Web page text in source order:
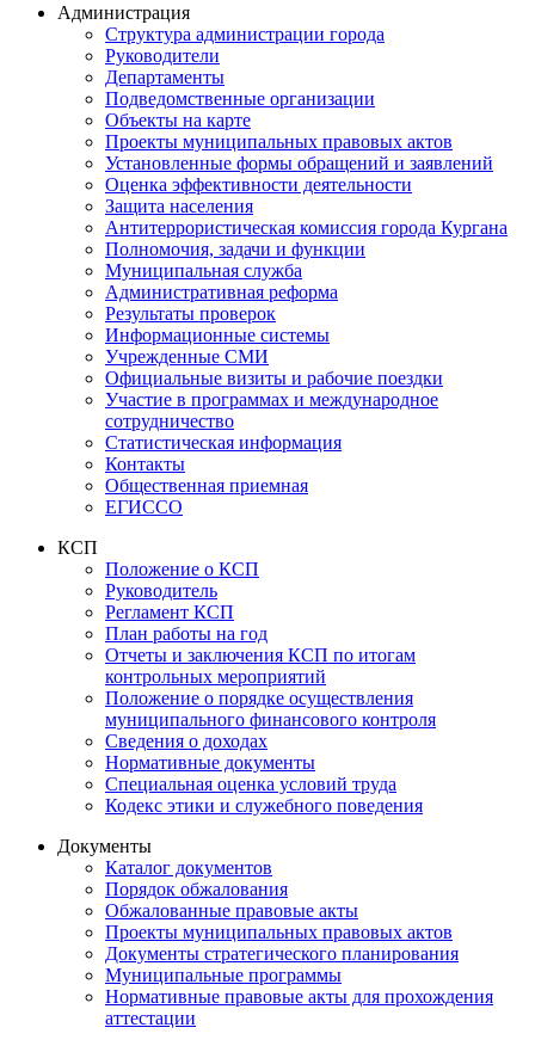
Администрация
Структура администрации города
Руководители
Департаменты
Подведомственные организации
Объекты на карте
Проекты муниципальных правовых актов
Установленные формы обращений и заявлений
Оценка эффективности деятельности
Защита населения
Антитеррористическая комиссия города Кургана
Полномочия, задачи и функции
Муниципальная служба
Административная реформа
Результаты проверок
Информационные системы
Учрежденные СМИ
Официальные визиты и рабочие поездки
Участие в программах и международное
сотрудничество
Статистическая информация
Контакты
Общественная приемная
ЕГИССО
КСП
Положение о КСП
Руководитель
Регламент КСП
План работы на год
Отчеты и заключения КСП по итогам
контрольных мероприятий
Положение о порядке осуществления
муниципального финансового контроля
Сведения о доходах
Нормативные документы
Специальная оценка условий труда
Кодекс этики и служебного поведения
Документы
Каталог документов
Порядок обжалования
Обжалованные правовые акты
Проекты муниципальных правовых актов
Документы стратегического планирования
Муниципальные программы
Нормативные правовые акты для прохождения
аттестации